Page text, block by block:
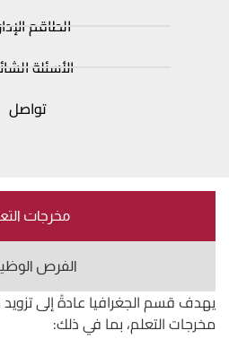
الطاقم
الأسئلة
تواصل
مخرجات
الفرص
يهدف قسم الجغرافيا عادةً إلى
مخرجات التعلم، بما في ذلك: